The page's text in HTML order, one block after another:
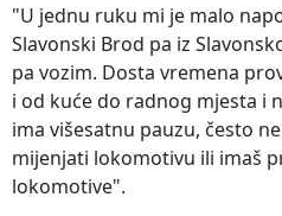
"U jednu ruku mi je malo
Slavonski Brod pa iz
pa vozim. Dosta vremena
i od kuće do radnog mjesta i
ima višesatnu pauzu, često
mijenjati lokomotivu ili imaš
lokomotive".